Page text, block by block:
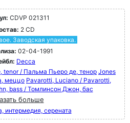
CDVP 021311
2 CD
Заводская упаковка.
02-04-1991
Decca
tenor / Пальма Пьеро де, тенор Jones
меццо Pavarotti, Luciano / Pavarotti,
bass / Томлинсон Джон, бас
больше
интермедия, серената